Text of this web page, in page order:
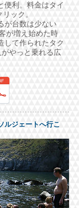
便利。料金はタイ
ック。
が台数は少ない
が増え始めた時
して作られたタク
やっと乗れる広
ジェートへ行こ